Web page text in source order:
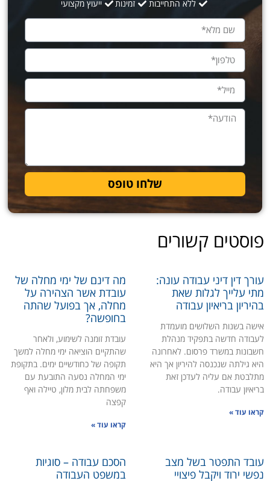
ללא התחייבות זמינות ייעוץ מקצועי
שלחו טופס
פוסטים קשורים
עורך דין דיני עבודה עונה:
מתי עלייך לגלות שאת
בהיריון בריאיון עבודה
אישה בשנות השלושים מועמדת
לעבודה חדשה בתפקיד מנהלת
חשבונות במשרד פרסום. לאחרונה
היא גילתה שנכנסה להיריון אך היא
מתלבטת אם עליה לעדכן זאת
בריאיון עבודה.
קראו עוד »
מה דינם של ימי מחלה של
עובדת אשר הצהירה על
מחלה, אך בפועל שהתה
בחופשה?
עובדת זומנה לשימוע, ולאחר
שהתקיים הוציאה ימי מחלה למשך
תקופה של כחודשיים ימים. בתקופת
ימי המחלה נסעה התובעת עם
משפחתה לבית מלון, טיילה ואף
קפצה
קראו עוד »
עובד התפטר בשל מצב
נפשי ירוד ויקבל פיצויי
הסכם עבודה – סוגיות
במשפט העבודה